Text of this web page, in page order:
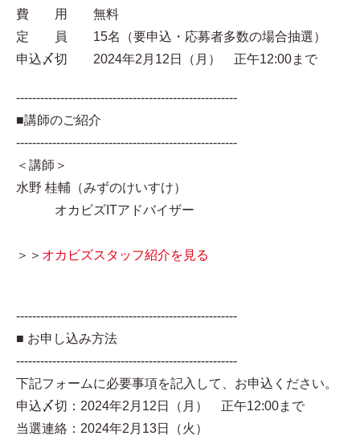
費 用 無料
定 員 15名（要申込・応募者多数の場合抽選）
申込〆切 2024年2月12日（月） 正午12:00まで
-------------------------------------------------------
■講師のご紹介
-------------------------------------------------------
＜講師＞
水野 桂輔（みずのけいすけ）
オカビズITアドバイザー
＞＞ オカビズスタッフ紹介を見る
-------------------------------------------------------
■ お申し込み方法
-------------------------------------------------------
下記フォームに必要事項を記入して、お申込ください。
申込〆切：2024年2月12日（月） 正午12:00まで
当選連絡：2024年2月13日（火）